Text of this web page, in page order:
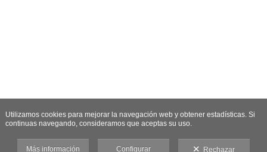
Utilizamos cookies para mejorar la navegación web y obtener estadísticas. Si
continuas navegando, consideramos que aceptas su uso.
Más información Configurar Rechazar